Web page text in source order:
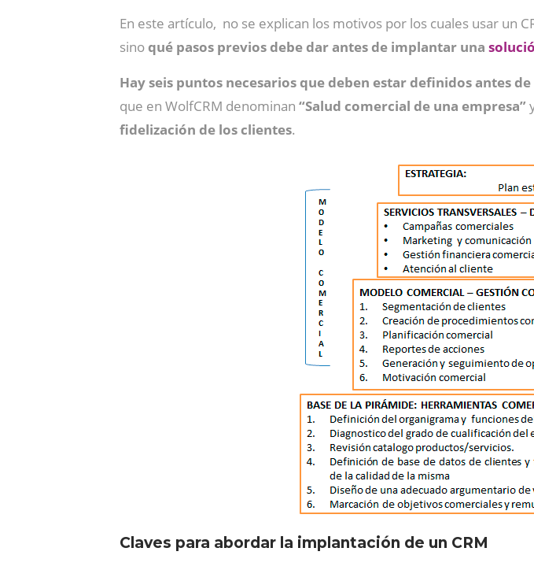
En este artículo, no se explican los motivos por los cuales usar un
sino qué pasos previos debe dar antes de implantar una
Hay seis puntos necesarios que deben estar definidos antes
que en WolfCRM denominan “Salud comercial de una empresa”
fidelización de los clientes.
Claves para abordar la implantación de un CRM